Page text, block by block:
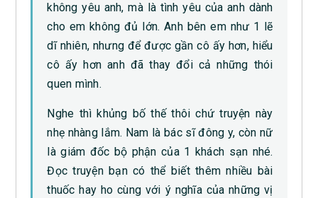
không yêu anh, mà là tình yêu của anh dành
cho em không đủ lớn. Anh bên em như 1 lẽ
dĩ nhiên, nhưng để được gần cô ấy hơn, hiểu
cô ấy hơn anh đã thay đổi cả những thói
quen mình.
Nghe thì khủng bố thế thôi chứ truyện này
nhẹ nhàng lắm. Nam là bác sĩ đông y, còn nữ
là giám đốc bộ phận của 1 khách sạn nhé.
Đọc truyện bạn có thể biết thêm nhiều bài
thuốc hay ho cùng với ý nghĩa của những vị